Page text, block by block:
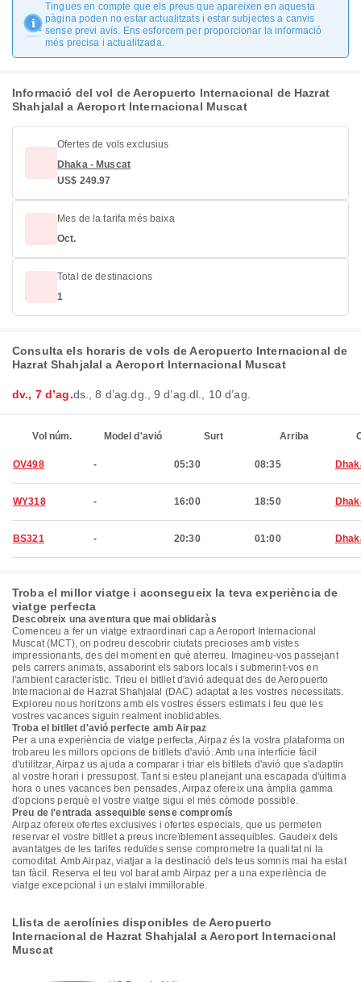
Tingues en compte que els preus que apareixen en aquesta
pàgina poden no estar actualitzats i estar subjectes a canvis
sense previ avís. Ens esforcem per proporcionar la informació
més precisa i actualitzada.
Informació del vol de Aeropuerto Internacional de Hazrat
Shahjalal a Aeroport Internacional Muscat
Ofertes de vols exclusius
Dhaka - Muscat
US$ 249.97
Mes de la tarifa més baixa
Oct.
Total de destinacions
1
Consulta els horaris de vols de Aeropuerto Internacional de
Hazrat Shahjalal a Aeroport Internacional Muscat
dv., 7 d’ag.ds., 8 d’ag.dg., 9 d’ag.dl., 10 d’ag.
Vol núm. Model d'avió Surt Arriba
OV498 - 05:30 08:35
WY318 - 16:00 18:50
BS321 - 20:30 01:00
Troba el millor viatge i aconsegueix la teva experiència de
viatge perfecta
Descobreix una aventura que mai oblidaràs
Comenceu a fer un viatge extraordinari cap a Aeroport Internacional
Muscat (MCT), on podreu descobrir ciutats precioses amb vistes
impressionants, des del moment en què aterreu. Imagineu-vos passejant
pels carrers animats, assaborint els sabors locals i submerint-vos en
l'ambient característic. Trieu el bitllet d'avió adequat des de Aeropuerto
Internacional de Hazrat Shahjalal (DAC) adaptat a les vostres necessitats.
Exploreu nous horitzons amb els vostres éssers estimats i feu que les
vostres vacances siguin realment inoblidables.
Troba el bitllet d'avió perfecte amb Airpaz
Per a una experiència de viatge perfecta, Airpaz és la vostra plataforma on
trobareu les millors opcions de bitllets d'avió. Amb una interfície fàcil
d'utilitzar, Airpaz us ajuda a comparar i triar els bitllets d'avió que s'adaptin
al vostre horari i pressupost. Tant si esteu planejant una escapada d'última
hora o unes vacances ben pensades, Airpaz ofereix una àmplia gamma
d'opcions perquè el vostre viatge sigui el més còmode possible.
Preu de l'entrada assequible sense compromís
Airpaz ofereix ofertes exclusives i ofertes especials, que us permeten
reservar el vostre bitllet a preus increïblement assequibles. Gaudeix dels
avantatges de les tarifes reduïdes sense comprometre la qualitat ni la
comoditat. Amb Airpaz, viatjar a la destinació dels teus somnis mai ha estat
tan fàcil. Reserva el teu vol barat amb Airpaz per a una experiència de
viatge excepcional i un estalvi immillorable.
Llista de aerolínies disponibles de Aeropuerto
Internacional de Hazrat Shahjalal a Aeroport Internacional
Muscat